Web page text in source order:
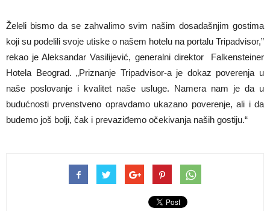
Želeli bismo da se zahvalimo svim našim dosadašnjim gostima
koji su podelili svoje utiske o našem hotelu na portalu Tripadvisor,”
rekao je Aleksandar Vasilijević, generalni direktor Falkensteiner
Hotela Beograd. „Priznanje Tripadvisor-a je dokaz poverenja u
naše poslovanje i kvalitet naše usluge. Namera nam je da u
budućnosti prvenstveno opravdamo ukazano poverenje, ali i da
budemo još bolji, čak i prevaziđemo očekivanja naših gostiju.“